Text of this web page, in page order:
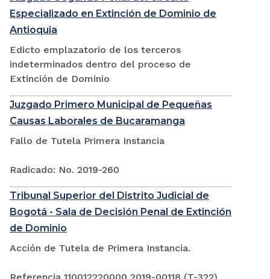
Especializado en Extinción de Dominio de
Antioquia
Edicto emplazatorio de los terceros
indeterminados dentro del proceso de
Extinción de Dominio
Juzgado Primero Municipal de Pequeñas
Causas Laborales de Bucaramanga
Fallo de Tutela Primera Instancia
Radicado: No. 2019-260
Tribunal Superior del Distrito Judicial de
Bogotá - Sala de Decisión Penal de Extinción
de Dominio
Acción de Tutela de Primera Instancia.